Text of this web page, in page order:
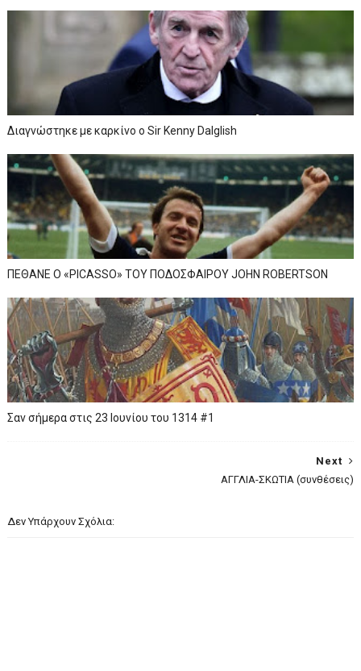
Διαγνώστηκε με καρκίνο ο Sir Kenny Dalglish
ΠΕΘΑΝΕ Ο «PICASSO» TOY ΠΟΔΟΣΦΑΙΡΟΥ JOHN ROBERTSON
Σαν σήμερα στις 23 Ιουνίου του 1314 #1
Next
AΓΓΛΙΑ-ΣΚΩΤΙΑ (συνθέσεις)
Δεν Υπάρχουν Σχόλια: